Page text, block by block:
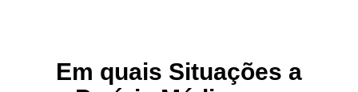
Em quais Situações a